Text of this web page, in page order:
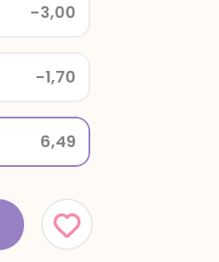
6,49
-1,70
-3,00